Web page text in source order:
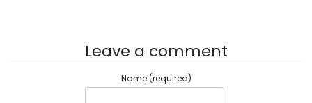
Leave a comment
Name (required)